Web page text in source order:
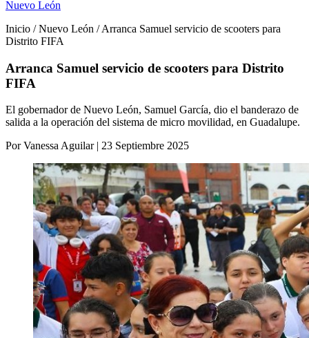
Nuevo León
Inicio / Nuevo León / Arranca Samuel servicio de scooters para
Distrito FIFA
Arranca Samuel servicio de scooters para Distrito
FIFA
El gobernador de Nuevo León, Samuel García, dio el banderazo de
salida a la operación del sistema de micro movilidad, en Guadalupe.
Por Vanessa Aguilar | 23 Septiembre 2025